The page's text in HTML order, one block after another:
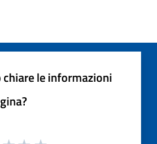
chiare le informazioni